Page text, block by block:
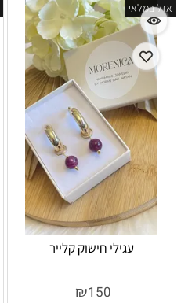
אזל במלאי
עגילי חישוק קלייר
₪150